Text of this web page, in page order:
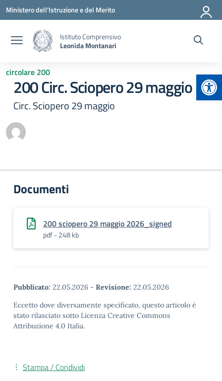
Vai ai contenuti
Vai al menu di navigazione
Vai al footer
Ministero dell'Istruzione e del Merito
Istituto Comprensivo
Leonida Montanari
circolare 200
200 Circ. Sciopero 29 maggio
Circ. Sciopero 29 maggio
Documenti
200 sciopero 29 maggio 2026_signed
pdf - 248 kb
Pubblicato: 22.05.2026 - Revisione: 22.05.2026
Eccetto dove diversamente specificato, questo articolo è
stato rilasciato sotto Licenza Creative Commons
Attribuzione 4.0 Italia.
Stampa / Condividi